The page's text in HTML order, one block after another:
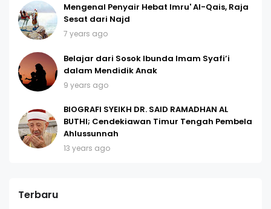
Mengenal Penyair Hebat Imru' Al-Qais, Raja
Sesat dari Najd
7 years ago
Belajar dari Sosok Ibunda Imam Syafi’i
dalam Mendidik Anak
9 years ago
BIOGRAFI SYEIKH DR. SAID RAMADHAN AL
BUTHI; Cendekiawan Timur Tengah Pembela
Ahlussunnah
13 years ago
Terbaru